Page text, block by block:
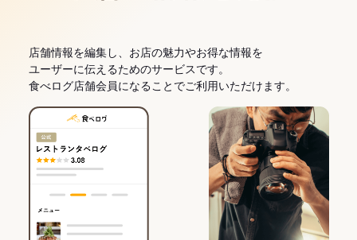
店舗情報を編集し、お店の魅力やお得な情報を
ユーザーに伝えるためのサービスです。
食べログ店舗会員になることでご利用いただけます。